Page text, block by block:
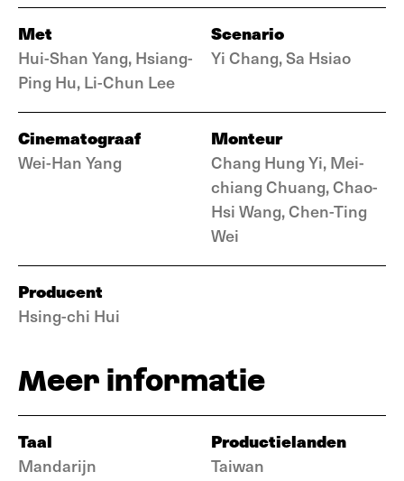
Met
Hui-Shan Yang, Hsiang-
Ping Hu, Li-Chun Lee
Scenario
Yi Chang, Sa Hsiao
Cinematograaf
Wei-Han Yang
Monteur
Chang Hung Yi, Mei-
chiang Chuang, Chao-
Hsi Wang, Chen-Ting
Wei
Producent
Hsing-chi Hui
Meer informatie
Taal
Mandarijn
Productielanden
Taiwan